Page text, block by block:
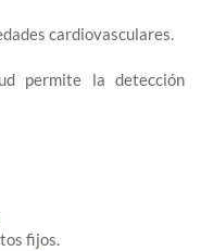
cardiovasculares.
permite la detección
fijos.